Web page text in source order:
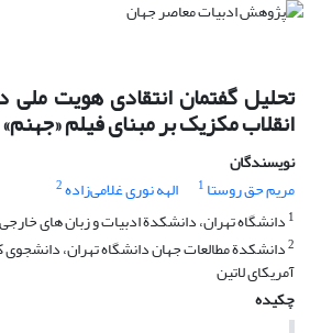
تحلیل گفتمان انتقادی هویت
انقلاب مکزیک بر مبنای فیلم «جهنم»
نویسندگان
مریم حق روستا 1 الهه نوری غلامی‌زاده2
1 دانشگاه تهران، دانشکدة ادبیات و زبان های
2دانشکدة مطالعات جهان دانشگاه تهران،
آمریکای لاتین
چکیده